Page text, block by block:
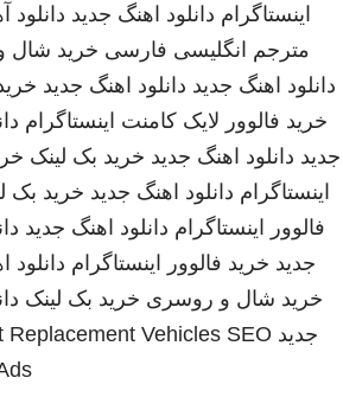
اینستاگرام دانلود اهنگ جدید دانلود
مترجم انگلیسی فارسی خرید شال
دانلود اهنگ جدید دانلود اهنگ جدید
خرید فالوور لایک کامنت اینستاگرام
جدید دانلود اهنگ جدید خرید بک لینک
اینستاگرام دانلود اهنگ جدید خرید بک
فالوور اینستاگرام دانلود اهنگ جدید
جدید خرید فالوور اینستاگرام دانلود
خرید شال و روسری خرید بک لینک
جدید
Replacement Vehicles SEO